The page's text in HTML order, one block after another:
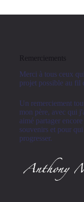
Remerciements
Merci à tous ceux
projet possible au fil
Un remerciement
mon père, avec qui
aimé partager
souvenirs et pour
progresser.